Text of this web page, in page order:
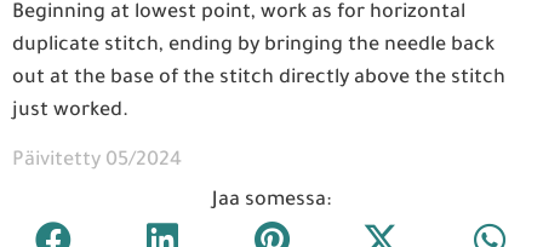
Beginning at lowest point, work as for horizontal
duplicate stitch, ending by bringing the needle back
out at the base of the stitch directly above the stitch
just worked.
Päivitetty 05/2024
Jaa somessa: